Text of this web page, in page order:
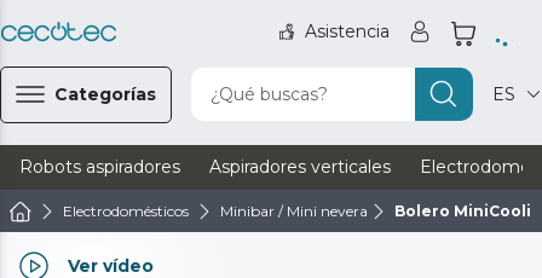
Asistencia
Categorías ¿Qué buscas? ES
Robots aspiradores Aspiradores verticales
Electrodomésticos Minibar / Mini nevera Bolero
Ver vídeo